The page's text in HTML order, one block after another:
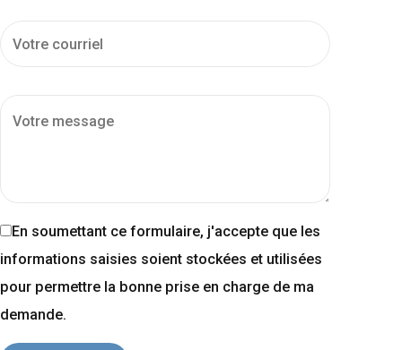
En soumettant ce formulaire, j'accepte que les
informations saisies soient stockées et utilisées
pour permettre la bonne prise en charge de ma
demande.